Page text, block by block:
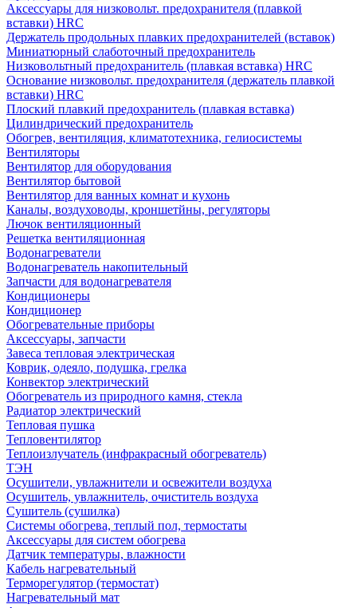
Аксессуары для низковольт. предохранителя (плавкой
вставки) HRC
Держатель продольных плавких предохранителей (вставок)
Миниатюрный слаботочный предохранитель
Низковольтный предохранитель (плавкая вставка) HRC
Основание низковольт. предохранителя (держатель плавкой
вставки) HRC
Плоский плавкий предохранитель (плавкая вставка)
Цилиндрический предохранитель
Обогрев, вентиляция, климатотехника, гелиосистемы
Вентиляторы
Вентилятор для оборудования
Вентилятор бытовой
Вентилятор для ванных комнат и кухонь
Каналы, воздуховоды, кроншетйны, регуляторы
Лючок вентиляционный
Решетка вентиляционная
Водонагреватели
Водонагреватель накопительный
Запчасти для водонагревателя
Кондиционеры
Кондиционер
Обогревательные приборы
Аксессуары, запчасти
Завеса тепловая электрическая
Коврик, одеяло, подушка, грелка
Конвектор электрический
Обогреватель из природного камня, стекла
Радиатор электрический
Тепловая пушка
Тепловентилятор
Теплоизлучатель (инфракрасный обогреватель)
ТЭН
Осушители, увлажнители и освежители воздуха
Осушитель, увлажнитель, очиститель воздуха
Сушитель (сушилка)
Системы обогрева, теплый пол, термостаты
Аксессуары для систем обогрева
Датчик температуры, влажности
Кабель нагревательный
Терморегулятор (термостат)
Нагревательный мат